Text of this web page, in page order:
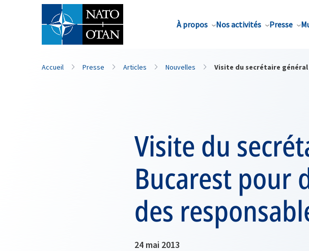
À propos Nos activités Presse
Nom de famille*
Accueil Presse Articles Nouvelles Visite du secrétaire
Visite du
Bucarest pour
des
24 mai 2013